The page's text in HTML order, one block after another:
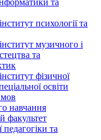
та
психології та
музичного і
та
фізичної
освіти
навчання
факультет
та